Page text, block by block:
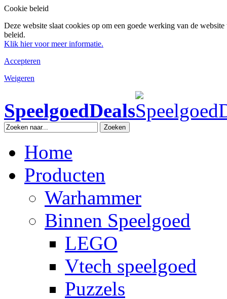
Cookie beleid
Deze website slaat cookies op om een goede werking van de
beleid.
Klik hier voor meer informatie.
Accepteren
Weigeren
SpeelgoedDeals
Zoeken
Home
Producten
Warhammer
Binnen Speelgoed
LEGO
Vtech speelgoed
Puzzels